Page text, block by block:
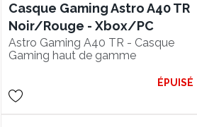
Casque Gaming Astro A40 TR
Noir/Rouge - Xbox/PC
Astro Gaming A40 TR - Casque
Gaming haut de gamme
MixAmp vendu séparément )ÉPUISÉ